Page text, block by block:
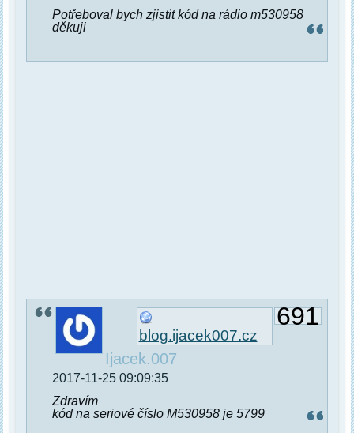
Potřeboval bych zjistit kód na rádio m530958
děkuji
691
blog.ijacek007.cz
Ijacek.007
2017-11-25 09:09:35
Zdravím
kód na seriové číslo M530958 je 5799